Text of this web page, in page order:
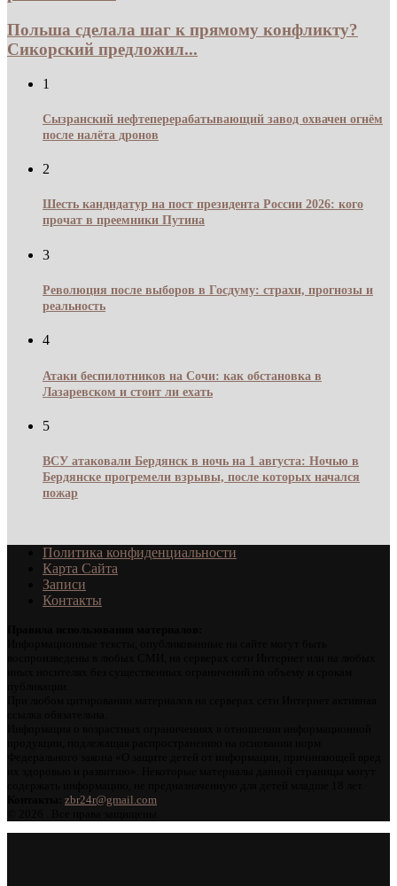
Польша сделала шаг к прямому конфликту?
Сикорский предложил...
1
Сызранский нефтеперерабатывающий завод охвачен огнём
после налёта дронов
2
Шесть кандидатур на пост президента России 2026: кого
прочат в преемники Путина
3
Революция после выборов в Госдуму: страхи, прогнозы и
реальность
4
Атаки беспилотников на Сочи: как обстановка в
Лазаревском и стоит ли ехать
5
ВСУ атаковали Бердянск в ночь на 1 августа: Ночью в
Бердянске прогремели взрывы, после которых начался
пожар
Политика конфиденциальности
Карта Сайта
Записи
Контакты
zbr24r@gmail.com